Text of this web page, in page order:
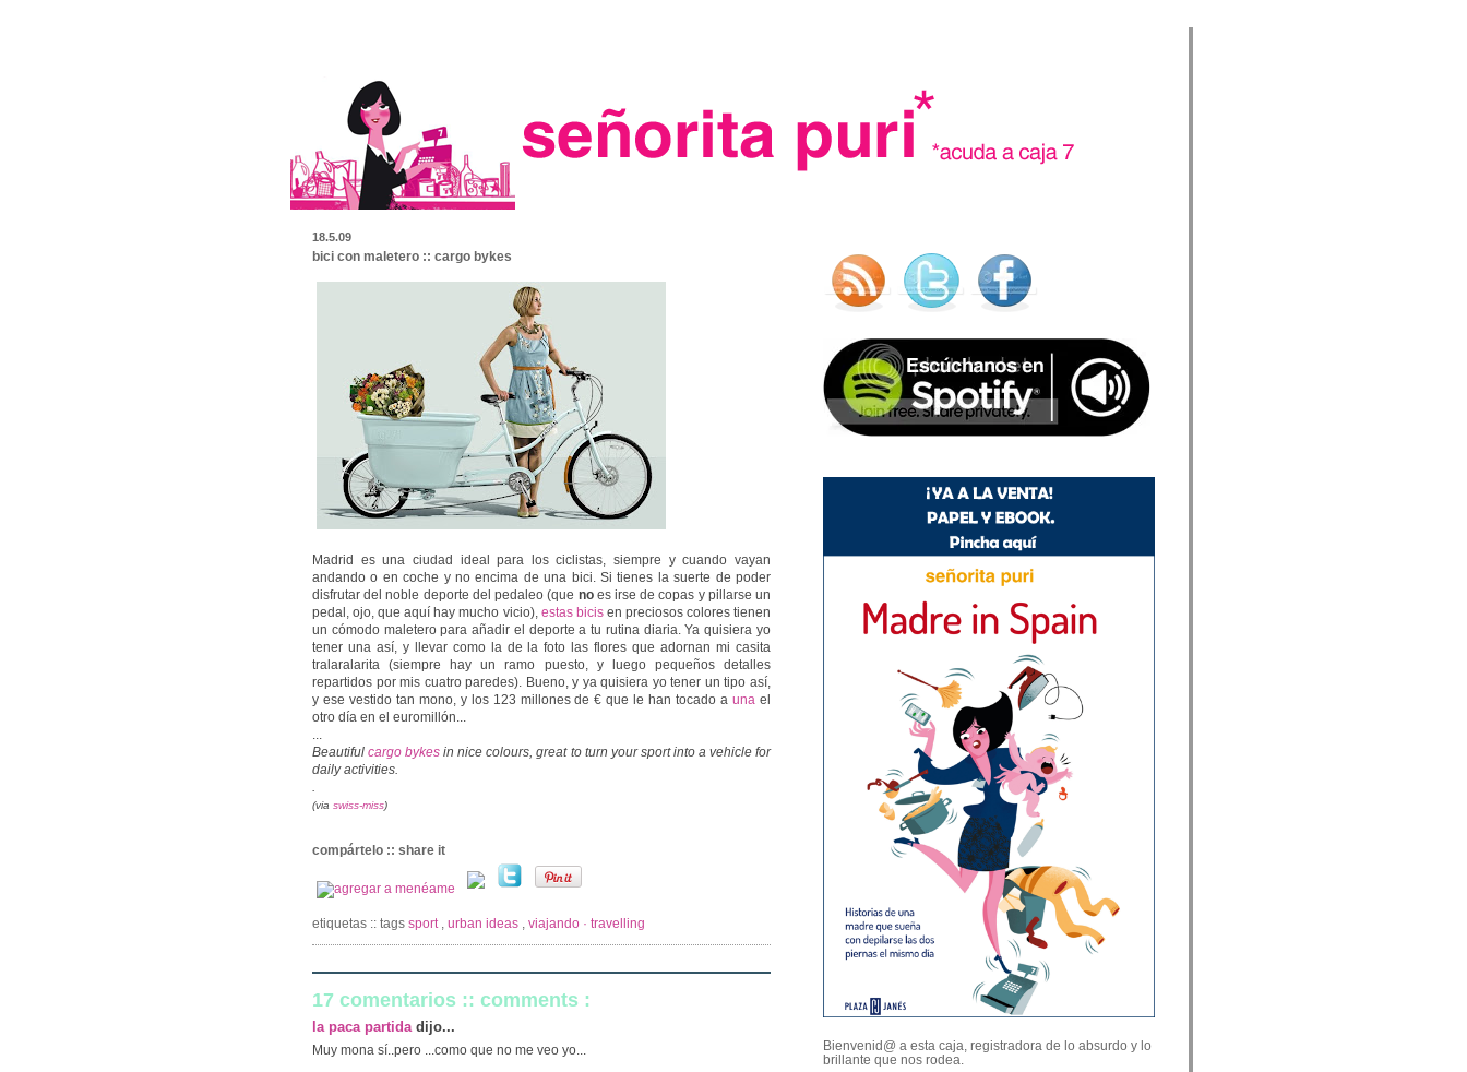
18.5.09
bici con maletero :: cargo bykes
Madrid es una ciudad ideal para los ciclistas, siempre y cuando vayan
andando o en coche y no encima de una bici. Si tienes la suerte de poder
disfrutar del noble deporte del pedaleo (que noes irse de copas y pillarse un
pedal, ojo, que aquí hay mucho vicio), estas bicis en preciosos colores tienen
un cómodo maletero para añadir el deporte a tu rutina diaria. Ya quisiera yo
tener una así, y llevar como la de la foto las flores que adornan mi casita
tralaralarita (siempre hay un ramo puesto, y luego pequeños detalles
repartidos por mis cuatro paredes). Bueno, y ya quisiera yo tener un tipo así,
y ese vestido tan mono, y los 123 millones de € que le han tocado aunael
otro día en el euromillón...
...
Beautifulcargo bykes in nice colours, great to turn your sport into a vehicle for
daily activities.
.
(via swiss-miss)
compártelo :: share it
etiquetas :: tags sport , urban ideas , viajando · travelling
17 comentarios :: comments :
la paca partida dijo...
Muy mona sí..pero ...como que no me veo yo...
Bienvenid@ a esta caja, registradora de lo absurdo y lo
brillante que nos rodea.